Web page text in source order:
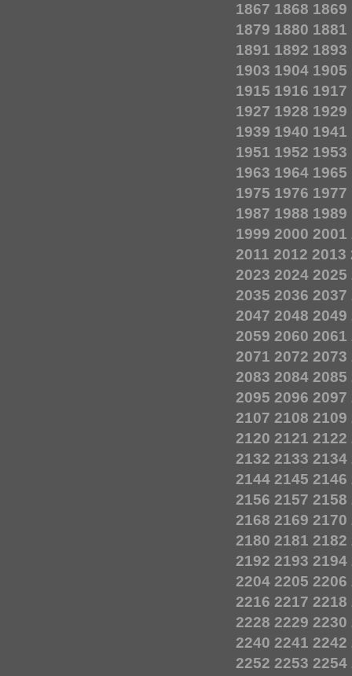
1867 1868 1869
1879 1880 1881
1891 1892 1893
1903 1904 1905
1915 1916 1917
1927 1928 1929
1939 1940 1941
1951 1952 1953
1963 1964 1965
1975 1976 1977
1987 1988 1989
1999 2000 2001
2011 2012 2013
2023 2024 2025
2035 2036 2037
2047 2048 2049
2059 2060 2061
2071 2072 2073
2083 2084 2085
2095 2096 2097
2107 2108 2109
2120 2121 2122
2132 2133 2134
2144 2145 2146
2156 2157 2158
2168 2169 2170
2180 2181 2182
2192 2193 2194
2204 2205 2206
2216 2217 2218
2228 2229 2230
2240 2241 2242
2252 2253 2254